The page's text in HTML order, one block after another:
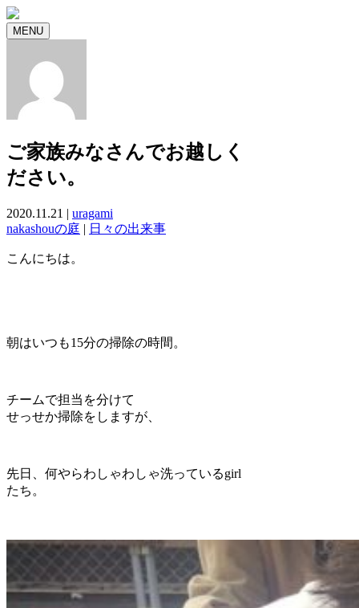
MENU
ご家族みなさんでお越しく
ださい。
2020.11.21 | uragami
nakashouの庭 | 日々の出来事
こんにちは。
朝はいつも15分の掃除の時間。
チームで担当を分けて
せっせか掃除をしますが、
先日、何やらわしゃわしゃ洗っているgirl
たち。